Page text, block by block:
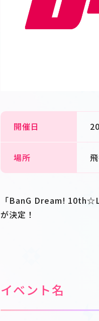
開催日
場所
「BanG Dream!
が決定！
イベント名